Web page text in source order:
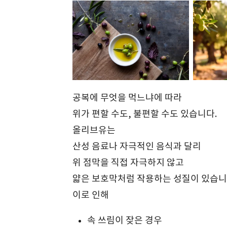
공복에 무엇을 먹느냐에 따라
위가 편할 수도, 불편할 수도 있습니다.
올리브유는
산성 음료나 자극적인 음식과 달리
위 점막을 직접 자극하지 않고
얇은 보호막처럼 작용하는 성질이 있습
이로 인해
속 쓰림이 잦은 경우